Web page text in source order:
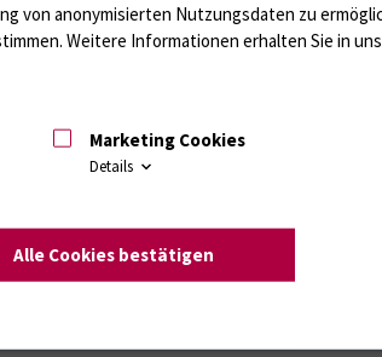
von anonymisierten Nutzungsdaten zu
Weitere Informationen erhalten Sie in
Marketing Cookies
Details
Alle Cookies bestätigen